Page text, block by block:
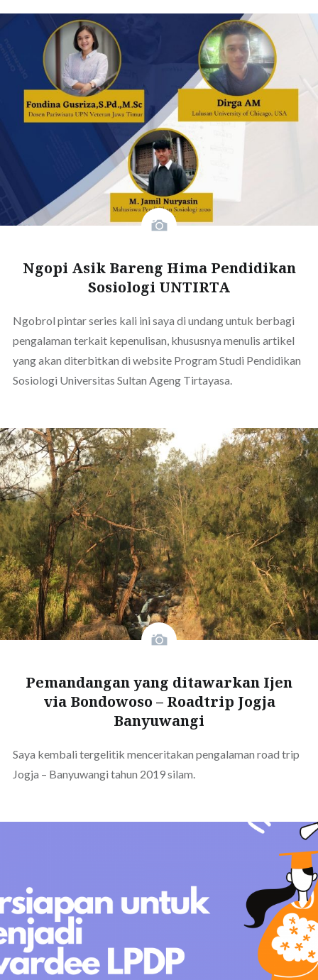
Ngopi Asik Bareng Hima Pendidikan
Sosiologi UNTIRTA
Ngobrol pintar series kali ini saya di undang untuk berbagi
pengalaman terkait kepenulisan, khususnya menulis artikel
yang akan diterbitkan di website Program Studi Pendidikan
Sosiologi Universitas Sultan Ageng Tirtayasa.
Pemandangan yang ditawarkan Ijen
via Bondowoso – Roadtrip Jogja
Banyuwangi
Saya kembali tergelitik menceritakan pengalaman road trip
Jogja – Banyuwangi tahun 2019 silam.